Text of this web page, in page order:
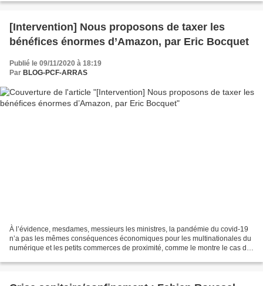
[Intervention] Nous proposons de taxer les
bénéfices énormes d’Amazon, par Eric Bocquet
Publié le 09/11/2020 à 18:19
Par BLOG-PCF-ARRAS
À l’évidence, mesdames, messieurs les ministres, la pandémie du covid-19
n’a pas les mêmes conséquences économiques pour les multinationales du
numérique et les petits commerces de proximité, comme le montre le cas du